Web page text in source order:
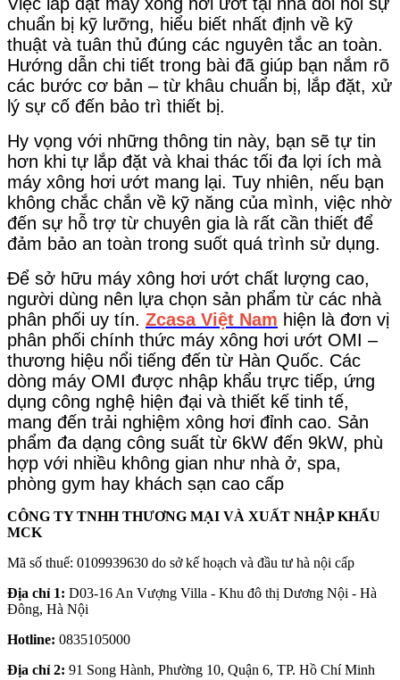
chuẩn bị kỹ lưỡng, hiểu biết nhất định về kỹ
thuật và tuân thủ đúng các nguyên tắc an toàn.
Hướng dẫn chi tiết trong bài đã giúp bạn nắm rõ
các bước cơ bản – từ khâu chuẩn bị, lắp đặt, xử
lý sự cố đến bảo trì thiết bị.
Hy vọng với những thông tin này, bạn sẽ tự tin
hơn khi tự lắp đặt và khai thác tối đa lợi ích mà
máy xông hơi ướt mang lại. Tuy nhiên, nếu bạn
không chắc chắn về kỹ năng của mình, việc nhờ
đến sự hỗ trợ từ chuyên gia là rất cần thiết để
đảm bảo an toàn trong suốt quá trình sử dụng.
Để sở hữu máy xông hơi ướt chất lượng cao,
người dùng nên lựa chọn sản phẩm từ các nhà
phân phối uy tín. Zcasa Việt Nam hiện là đơn vị
phân phối chính thức máy xông hơi ướt OMI –
thương hiệu nổi tiếng đến từ Hàn Quốc. Các
dòng máy OMI được nhập khẩu trực tiếp, ứng
dụng công nghệ hiện đại và thiết kế tinh tế,
mang đến trải nghiệm xông hơi đỉnh cao. Sản
phẩm đa dạng công suất từ 6kW đến 9kW, phù
hợp với nhiều không gian như nhà ở, spa,
phòng gym hay khách sạn cao cấp
CÔNG TY TNHH THƯƠNG MẠI VÀ XUẤT NHẬP KHẨU
MCK
Mã số thuế: 0109939630 do sở kế hoạch và đầu tư hà nội cấp
Địa chỉ 1: D03-16 An Vượng Villa - Khu đô thị Dương Nội - Hà
Đông, Hà Nội
Hotline: 0835105000
Địa chỉ 2: 91 Song Hành, Phường 10, Quận 6, TP. Hồ Chí Minh